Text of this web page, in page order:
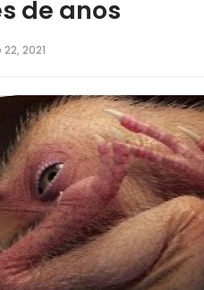
de anos
2021